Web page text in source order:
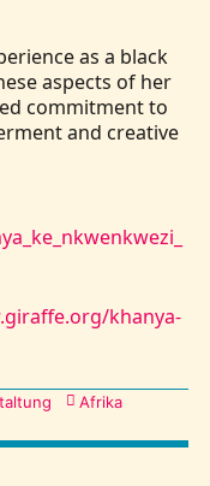
as a black
aspects of her
commitment to
and creative
khanya-
Afrika